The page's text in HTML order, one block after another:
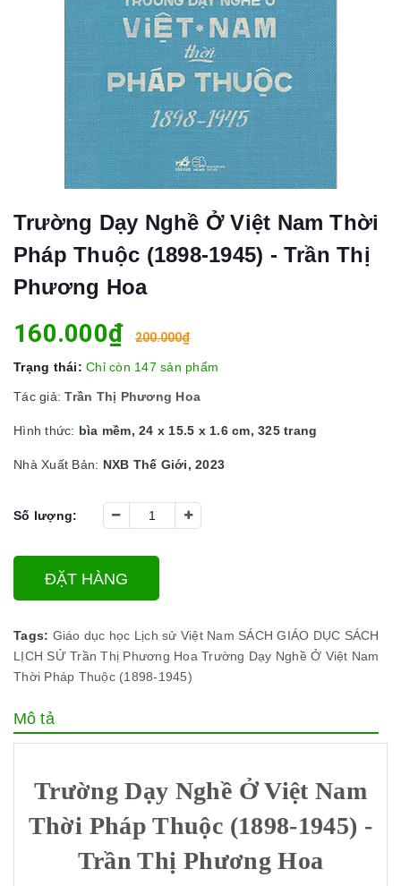
Trường Dạy Nghề Ở Việt Nam Thời
Pháp Thuộc (1898-1945) - Trần Thị
Phương Hoa
160.000₫ 200.000₫
Trạng thái: Chỉ còn 147 sản phẩm
Tác giả:Trần Thị Phương Hoa
Hình thức: bìa mềm, 24 x 15.5 x 1.6 cm, 325 trang
Nhà Xuất Bản: NXB Thế Giới, 2023
Số lượng:
ĐẶT HÀNG
Tags: Giáo dục học Lịch sử Việt Nam SÁCH GIÁO DỤC SÁCH
LỊCH SỬ Trần Thị Phương Hoa Trường Dạy Nghề Ở Việt Nam
Thời Pháp Thuộc (1898-1945)
Mô tả
Trường Dạy Nghề Ở Việt Nam
Thời Pháp Thuộc (1898-1945) -
Trần Thị Phương Hoa